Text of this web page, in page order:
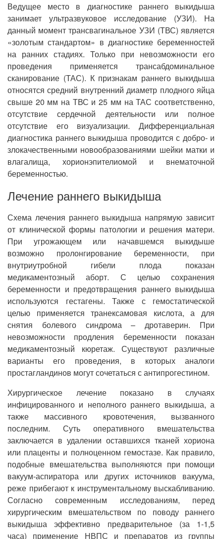
Ведущее место в диагностике раннего выкидыша
занимает ультразвуковое исследование (УЗИ). На
данный момент трансвагинальное УЗИ (ТВС) является
«золотым стандартом» в диагностике беременностей
на ранних стадиях. Только при невозможности его
проведения применяется трансабдоминальное
сканирование (ТАС). К признакам раннего выкидыша
относятся средний внутренний диаметр плодного яйца
свыше 20 мм на ТВС и 25 мм на ТАС соответственно,
отсутствие сердечной деятельности или полное
отсутствие его визуализации. Дифференциальная
диагностика раннего выкидыша проводится с добро- и
злокачественными новообразованиями шейки матки и
влагалища, хорионэпителиомой и внематочной
беременностью.
Лечение раннего выкидыша
Схема лечения раннего выкидыша напрямую зависит
от клинической формы патологии и решения матери.
При угрожающем или начавшемся выкидыше
возможно пролонгирование беременности, при
внутриутробной гибели плода показан
медикаментозный аборт. С целью сохранения
беременности и предотвращения раннего выкидыша
используются гестагены. Также с гемостатической
целью применяется транексамовая кислота, а для
снятия болевого синдрома – дротаверин. При
невозможности продления беременности показан
медикаментозный кюретаж. Существуют различные
варианты его проведения, в которых аналоги
простагландинов могут сочетаться с антипрогестином.
Хирургическое лечение показано в случаях
инфицированного и неполного раннего выкидыша, а
также массивного кровотечения, вызванного
последним. Суть оперативного вмешательства
заключается в удалении оставшихся тканей хориона
или плаценты и полноценном гемостазе. Как правило,
подобные вмешательства выполняются при помощи
вакуум-аспиратора или других источников вакуума,
реже прибегают к инструментальному выскабливанию.
Согласно современным исследованиям, перед
хирургическим вмешательством по поводу раннего
выкидыша эффективно предварительное (за 1-1,5
часа) применение НВПС и препаратов из группы